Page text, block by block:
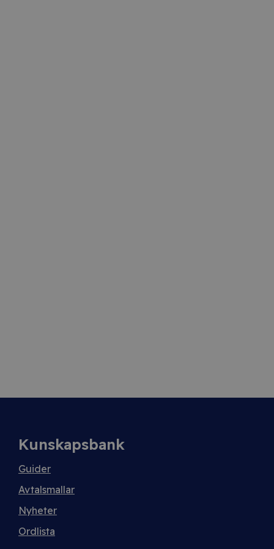
Kunskapsbank
Guider
Avtalsmallar
Nyheter
Ordlista